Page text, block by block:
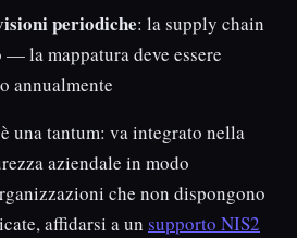
periodiche: la supply chain
la mappatura deve essere
annualmente
una tantum: va integrato nella
aziendale in modo
che non dispongono
affidarsi a un supporto NIS2